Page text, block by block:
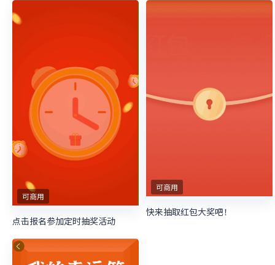
可商用
点击报名参加定时抽奖活动
可商用
快来抽取红包大奖吧！